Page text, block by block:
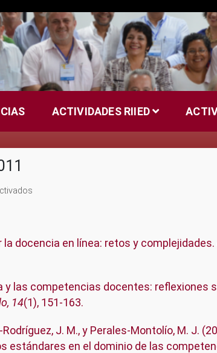
ACTIVIDADES RIIED
RIIED
la docencia en línea: retos y complejidades.
y las competencias docentes: reflexiones
14(1), 151-163.
J. M., y Perales-Montolío, M. J.
estándares en el dominio de las